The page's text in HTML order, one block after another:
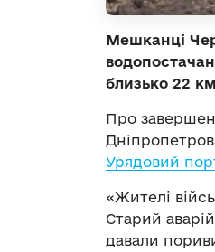
Мешканці
близько 22
Про
Урядовий
«Жителі
Старий
давали